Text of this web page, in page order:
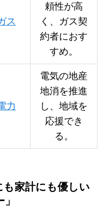
ス
頼性が高
く、ガス契
約者におす
すめ。
力
電気の地産
地消を推進
し、地域を
応援でき
る。
も家計にも優しい